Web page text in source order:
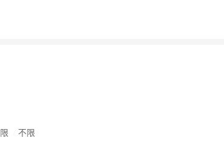
不限